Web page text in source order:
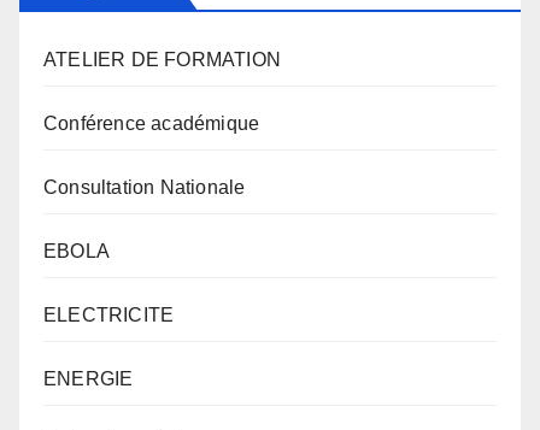
ATELIER DE FORMATION
Conférence académique
Consultation Nationale
EBOLA
ELECTRICITE
ENERGIE